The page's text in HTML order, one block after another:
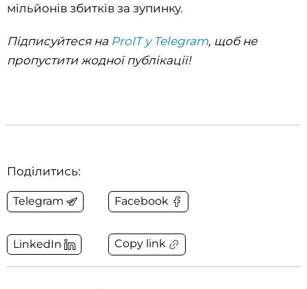
мільйонів збитків за зупинку.
Підписуйтеся на ProIT у Telegram, щоб не
пропустити жодної публікації!
Поділитись:
Telegram Facebook
LinkedIn Copy link